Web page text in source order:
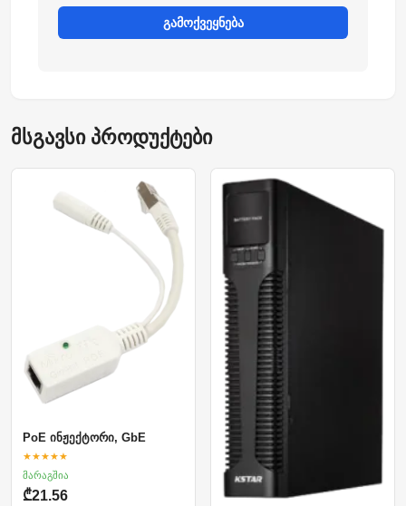
გამოქვეყნება
მსგავსი პროდუქტები
PoE ინჟექტორი, GbE
★★★★★
მარაგშია
₾21.56